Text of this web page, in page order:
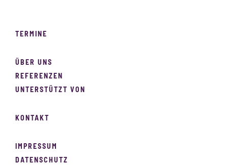
TERMINE
ÜBER UNS
REFERENZEN
UNTERSTÜTZT VON
KONTAKT
IMPRESSUM
DATENSCHUTZ